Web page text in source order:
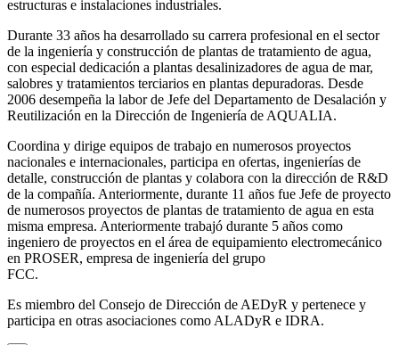
estructuras e instalaciones industriales.
Durante 33 años ha desarrollado su carrera profesional en el sector
de la ingeniería y construcción de plantas de tratamiento de agua,
con especial dedicación a plantas desalinizadores de agua de mar,
salobres y tratamientos terciarios en plantas depuradoras. Desde
2006 desempeña la labor de Jefe del Departamento de Desalación y
Reutilización en la Dirección de Ingeniería de AQUALIA.
Coordina y dirige equipos de trabajo en numerosos proyectos
nacionales e internacionales, participa en ofertas, ingenierías de
detalle, construcción de plantas y colabora con la dirección de R&D
de la compañía. Anteriormente, durante 11 años fue Jefe de proyecto
de numerosos proyectos de plantas de tratamiento de agua en esta
misma empresa. Anteriormente trabajó durante 5 años como
ingeniero de proyectos en el área de equipamiento electromecánico
en PROSER, empresa de ingeniería del grupo
FCC.
Es miembro del Consejo de Dirección de AEDyR y pertenece y
participa en otras asociaciones como ALADyR e IDRA.